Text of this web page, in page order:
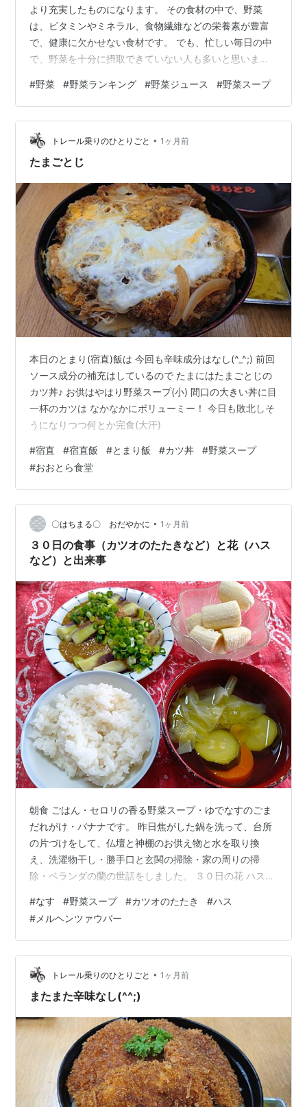
より充実したものになります。 その食材の中で、野菜
は、ビタミンやミネラル、食物繊維などの栄養素が豊富
で、健康に欠かせない食材です。 でも、忙しい毎日の中
で、野菜を十分に摂取できていない人も多いと思いま
キングから、ジューシーなジュースや温かいスープのレ
シピまで幅広くご紹介します。 ぜひ、このブログを参考
に、毎日の食事に野菜を取り入れて、健康的な生活を送
りましょう。 ***目次*** 体にいい野菜ランキング！おす
すめの栄養豊富な野菜とは？ 体にいい野菜ランキング 簡
#野菜 #野菜ランキング #野菜ジュース #野菜スープ
トレール乗りのひとりごと • 1ヶ月前
たまごとじ
本日のとまり(宿直)飯は 今回も辛味成分はなし(^_^;) 前回
ソース成分の補充はしているので たまにはたまごとじの
カツ丼♪ お供はやはり野菜スープ(小) 間口の大きい丼に目
一杯のカツは なかなかにボリューミー！ 今日も敗北しそ
うになりつつ何とか完食(大汗)
#宿直 #宿直飯 #とまり飯 #カツ丼 #野菜スープ
#おおとら食堂
〇はちまる〇 おだやかに • 1ヶ月前
３０日の食事（カツオのたたきなど）と花（ハス
など）と出来事
朝食 ごはん・セロリの香る野菜スープ・ゆでなすのごま
だれがけ・バナナです。 昨日焦がした鍋を洗って、台所
の片づけをして、仏壇と神棚のお供え物と水を取り換
え、洗濯物干し・勝手口と玄関の掃除・家の周りの掃
除・ベランダの蘭の世話をしました。 ３０日の花 ハス
パチパチ。うれしいです。 メルヘンツァウバーです。 あ
まりきれいに撮れていない。残念。 健康診断の予約を母
と私の分を取りました。 窓のさんふき・トイレ掃除をし
ました。 昼食後買い物に行きました。このあたりから、
再び頭痛が・・・ 宅配ボックスの天板づくり② 杉板の
はじを隠すように細い杉板をはりまし…
#なす #野菜スープ #カツオのたたき #ハス
# メルヘンツァウバー
トレール乗りのひとりごと • 1ヶ月前
またまた辛味なし(^^;)